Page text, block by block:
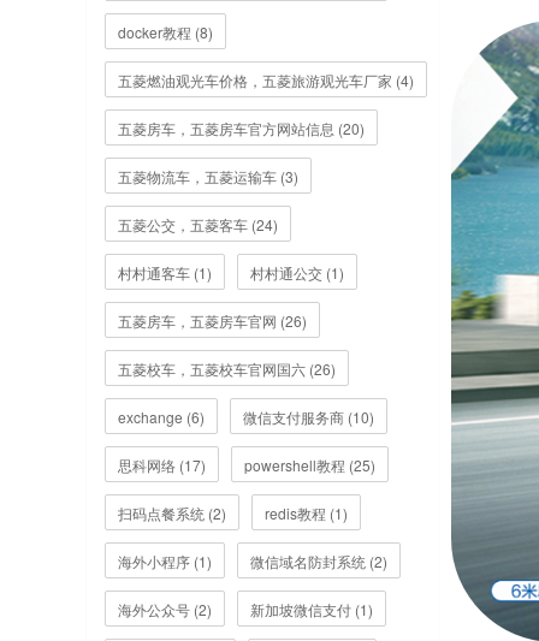
docker教程 (8)
五菱燃油观光车价格，五菱旅游观光车厂家 (4)
五菱房车，五菱房车官方网站信息 (20)
五菱物流车，五菱运输车 (3)
五菱公交，五菱客车 (24)
村村通客车 (1) 村村通公交 (1)
五菱房车，五菱房车官网 (26)
五菱校车，五菱校车官网国六 (26)
exchange (6) 微信支付服务商 (10)
思科网络 (17) powershell教程 (25)
扫码点餐系统 (2) redis教程 (1)
海外小程序 (1) 微信域名防封系统 (2)
海外公众号 (2) 新加坡微信支付 (1)